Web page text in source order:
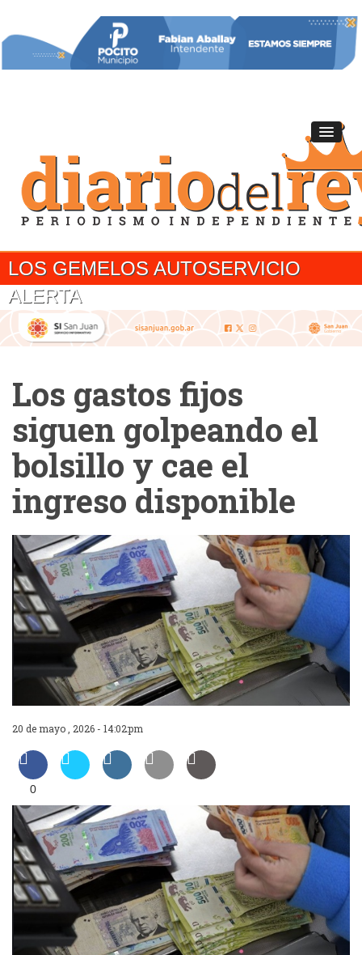
LOS GEMELOS AUTOSERVICIO
ALERTA
Los gastos fijos
siguen golpeando el
bolsillo y cae el
ingreso disponible
20 de mayo , 2026 - 14:02:pm
0